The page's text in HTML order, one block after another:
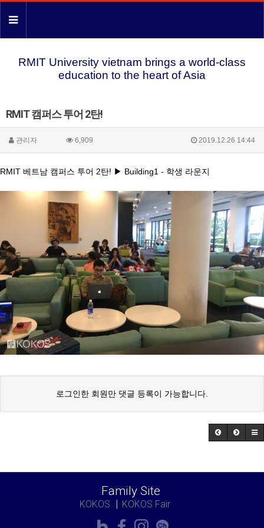
RMIT University vietnam brings a world-class
education to the heart of Asia
RMIT 캠퍼스 투어 2탄!
관리자 6,909 2019.12.26 14:44
RMIT 베트남 캠퍼스 투어 2탄! ▶ Building1 - 학생 라운지
로그인한 회원만 댓글 등록이 가능합니다.
Family Site
KOKOS KOKOS Fair